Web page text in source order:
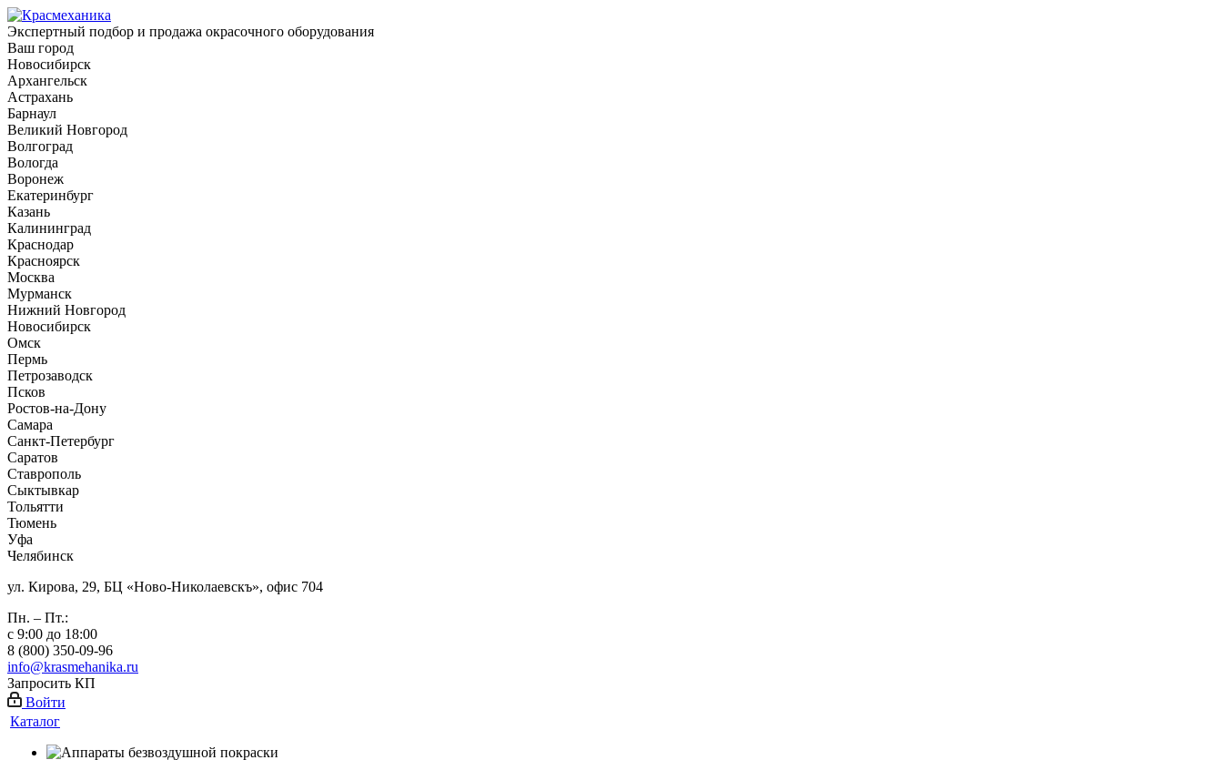
Экспертный подбор и продажа окрасочного оборудования
Ваш город
Новосибирск
Архангельск
Астрахань
Барнаул
Великий Новгород
Волгоград
Вологда
Воронеж
Екатеринбург
Казань
Калининград
Краснодар
Красноярск
Москва
Мурманск
Нижний Новгород
Новосибирск
Омск
Пермь
Петрозаводск
Псков
Ростов-на-Дону
Самара
Санкт-Петербург
Саратов
Ставрополь
Сыктывкар
Тольятти
Тюмень
Уфа
Челябинск
ул. Кирова, 29, БЦ «Ново-Николаевскъ», офис 704
Пн. – Пт.:
с 9:00 до 18:00
8 (800) 350-09-96
info@krasmehanika.ru
Запросить КП
Войти
Каталог